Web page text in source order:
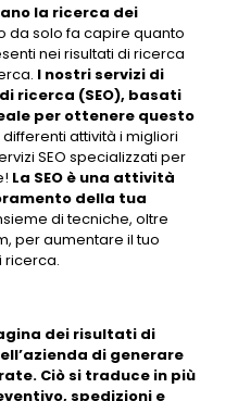
la ricerca dei
da solo fa capire quanto
nei risultati di ricerca
I nostri servizi di
ricerca (SEO), basati
per ottenere questo
attività i migliori
SEO specializzati per
La SEO è una attività
della tua
di tecniche, oltre
per aumentare il tuo
ricerca.
dei risultati di
di generare
Ciò si traduce in più
spedizioni e